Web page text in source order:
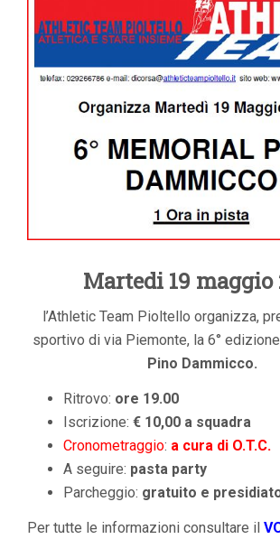
Martedi 19 maggio
l’Athletic Team Pioltello organizza,
sportivo di via Piemonte, la 6° edizione
Pino Dammicco.
Ritrovo: ore 19.00
Iscrizione: € 10,00 a squadra
Cronometraggio: a cura di O.T.C.
A seguire: pasta party
Parcheggio: gratuito e
Per tutte le informazioni consultare il